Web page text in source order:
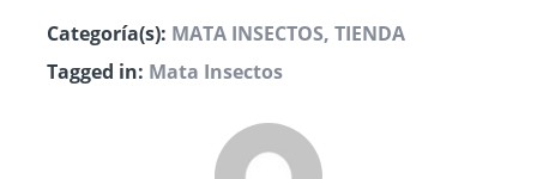
Categoría(s): MATA INSECTOS, TIENDA
Tagged in: Mata Insectos